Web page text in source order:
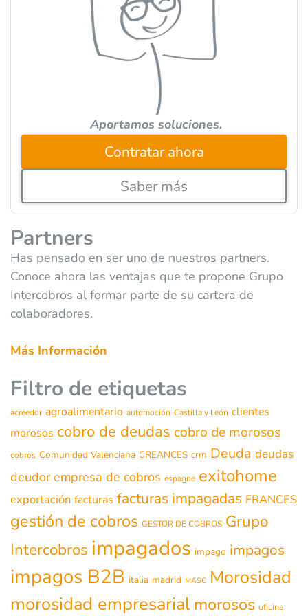
Aportamos soluciones.
Contratar ahora
Saber más
Partners
Has pensado en ser uno de nuestros partners.
Conoce ahora las ventajas que te propone Grupo
Intercobros al formar parte de su cartera de
colaboradores.
Más Información
Filtro de etiquetas
acreedor agroalimentario automoción Castilla y León clientes
morosos cobro de deudas cobro de morosos
cobros Comunidad Valenciana CREANCES crm Deuda deudas
deudor empresa de cobros espagne exitohome
exportación facturas facturas impagadas FRANCES
gestión de cobros GESTOR DE COBROS Grupo
Intercobros impagados impago impagos
impagos B2B italia madrid MASC Morosidad
morosidad empresarialmorosos oficina